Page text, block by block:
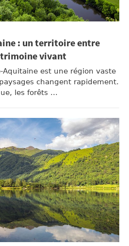
: un territoire entre
vivant
Aquitaine est une région vaste
changent rapidement.
les forêts ...